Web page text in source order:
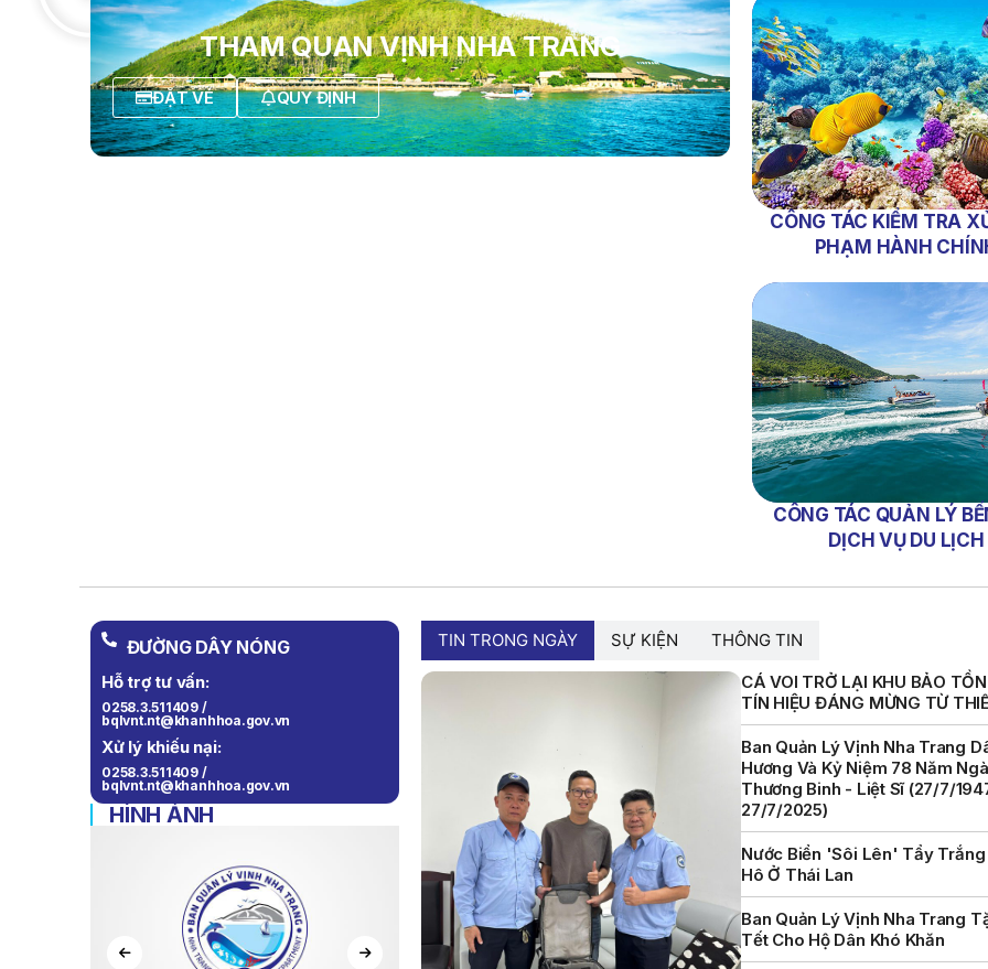
THAM QUAN VỊNH NHA TRANG
ĐẶT VÉ QUY ĐỊNH
CÔNG TÁC KIỂM TRA
PHẠM HÀNH
CÔNG TÁC QUẢN LÝ
DỊCH VỤ DU LỊCH
ĐƯỜNG DÂY NÓNG
Hỗ trợ tư vấn:
0258.3.511409 /
bqlvnt.nt@khanhhoa.gov.vn
Xử lý khiếu nại:
0258.3.511409 /
bqlvnt.nt@khanhhoa.gov.vn
HÌNH ẢNH
TIN TRONG NGÀY SỰ KIỆN THÔNG TIN
CÁ VOI TRỞ LẠI KHU BẢO
TÍN HIỆU ĐÁNG MỪNG TỪ
Ban Quản Lý Vịnh Nha Trang
Hương Và Kỷ Niệm 78 Năm
Thương Binh - Liệt Sĩ (27/7/
27/7/2025)
Nước Biển 'sôi Lên' Tẩy Trắng
Hô Ở Thái Lan
Ban Quản Lý Vịnh Nha Trang
Tết Cho Hộ Dân Khó Khăn